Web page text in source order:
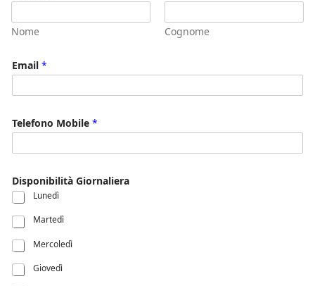
Nome Cognome
Email *
Telefono Mobile *
Disponibilità Giornaliera
Lunedì
Martedì
Mercoledì
Giovedì